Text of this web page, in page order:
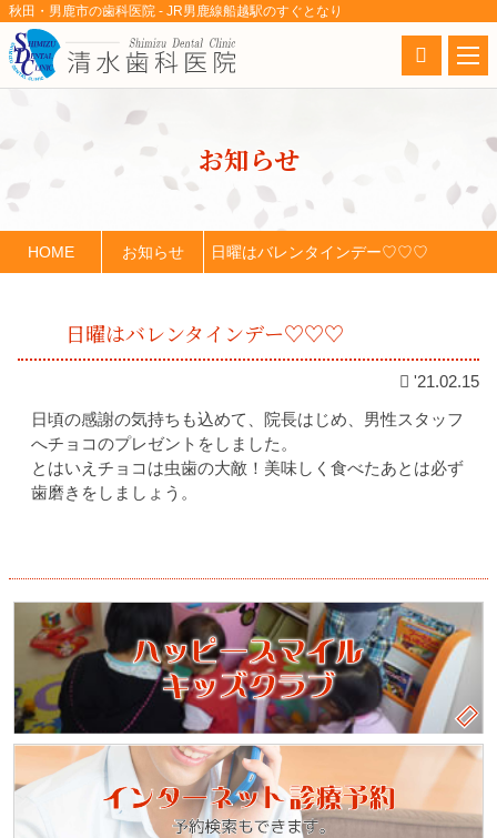
秋田・男鹿市の歯科医院 - JR男鹿線船越駅のすぐとなり
お知らせ
HOME お知らせ 日曜はバレンタインデー♡♡♡
日曜はバレンタインデー♡♡♡
'21.02.15
日頃の感謝の気持ちも込めて、院長はじめ、男性スタッフ
へチョコのプレゼントをしました。
とはいえチョコは虫歯の大敵！美味しく食べたあとは必ず
歯磨きをしましょう。